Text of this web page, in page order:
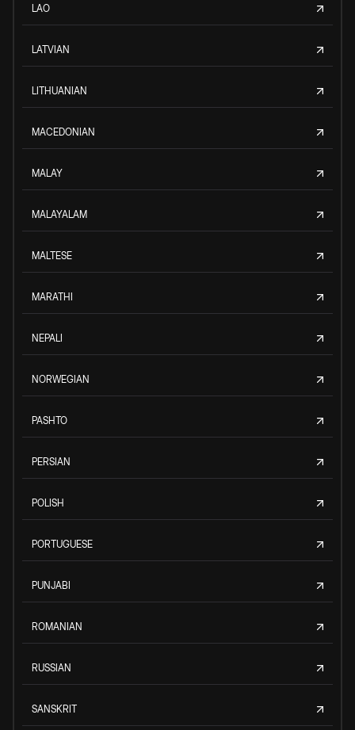
LAO
LATVIAN
LITHUANIAN
MACEDONIAN
MALAY
MALAYALAM
MALTESE
MARATHI
NEPALI
NORWEGIAN
PASHTO
PERSIAN
POLISH
PORTUGUESE
PUNJABI
ROMANIAN
RUSSIAN
SANSKRIT